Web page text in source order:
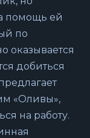
помощь ей
по
оказывается
добиться
«Оливы»,
на работу.